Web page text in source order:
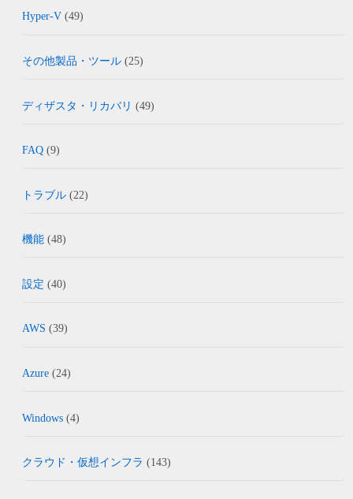
Hyper-V (49)
その他製品・ツール (25)
ディザスタ・リカバリ (49)
FAQ (9)
トラブル (22)
機能 (48)
設定 (40)
AWS (39)
Azure (24)
Windows (4)
クラウド・仮想インフラ (143)